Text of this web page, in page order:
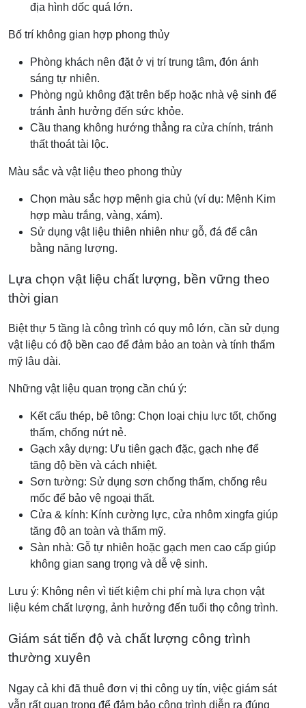
địa hình dốc quá lớn.
Bố trí không gian hợp phong thủy
Phòng khách nên đặt ở vị trí trung tâm, đón ánh
sáng tự nhiên.
Phòng ngủ không đặt trên bếp hoặc nhà vệ sinh để
tránh ảnh hưởng đến sức khỏe.
Cầu thang không hướng thẳng ra cửa chính, tránh
thất thoát tài lộc.
Màu sắc và vật liệu theo phong thủy
Chọn màu sắc hợp mệnh gia chủ (ví dụ: Mệnh Kim
hợp màu trắng, vàng, xám).
Sử dụng vật liệu thiên nhiên như gỗ, đá để cân
bằng năng lượng.
Lựa chọn vật liệu chất lượng, bền vững theo
thời gian
Biệt thự 5 tầng là công trình có quy mô lớn, cần sử dụng
vật liệu có độ bền cao để đảm bảo an toàn và tính thẩm
mỹ lâu dài.
Những vật liệu quan trọng cần chú ý:
Kết cấu thép, bê tông: Chọn loại chịu lực tốt, chống
thấm, chống nứt nẻ.
Gạch xây dựng: Ưu tiên gạch đặc, gạch nhẹ để
tăng độ bền và cách nhiệt.
Sơn tường: Sử dụng sơn chống thấm, chống rêu
mốc để bảo vệ ngoại thất.
Cửa & kính: Kính cường lực, cửa nhôm xingfa giúp
tăng độ an toàn và thẩm mỹ.
Sàn nhà: Gỗ tự nhiên hoặc gạch men cao cấp giúp
không gian sang trọng và dễ vệ sinh.
Lưu ý: Không nên vì tiết kiệm chi phí mà lựa chọn vật
liệu kém chất lượng, ảnh hưởng đến tuổi thọ công trình.
Giám sát tiến độ và chất lượng công trình
thường xuyên
Ngay cả khi đã thuê đơn vị thi công uy tín, việc giám sát
vẫn rất quan trọng để đảm bảo công trình diễn ra đúng